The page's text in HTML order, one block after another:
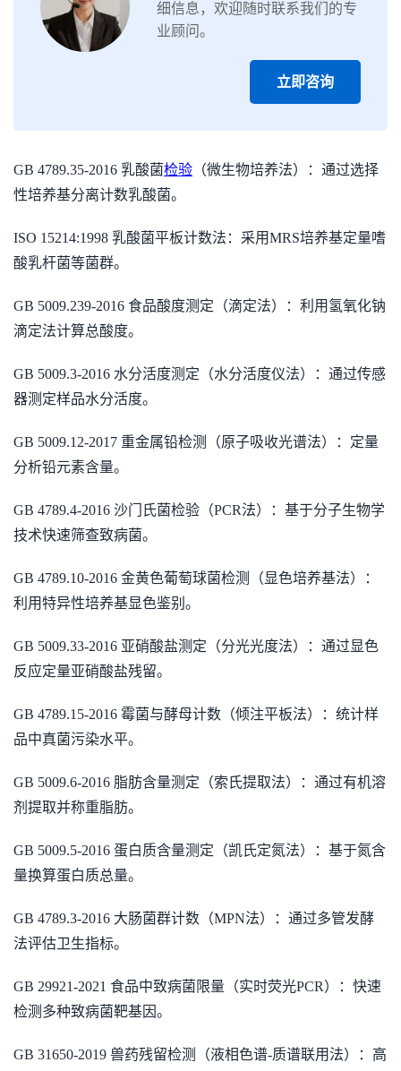
细信息，欢迎随时联系我们的专
业顾问。
立即咨询
GB 4789.35-2016 乳酸菌检验 （微生物培养法）：通过选择
性培养基分离计数乳酸菌。
ISO 15214:1998 乳酸菌平板计数法：采用MRS培养基定量嗜
酸乳杆菌等菌群。
GB 5009.239-2016 食品酸度测定（滴定法）：利用氢氧化钠
滴定法计算总酸度。
GB 5009.3-2016 水分活度测定（水分活度仪法）：通过传感
器测定样品水分活度。
GB 5009.12-2017 重金属铅检测（原子吸收光谱法）：定量
分析铅元素含量。
GB 4789.4-2016 沙门氏菌检验（PCR法）：基于分子生物学
技术快速筛查致病菌。
GB 4789.10-2016 金黄色葡萄球菌检测（显色培养基法）：
利用特异性培养基显色鉴别。
GB 5009.33-2016 亚硝酸盐测定（分光光度法）：通过显色
反应定量亚硝酸盐残留。
GB 4789.15-2016 霉菌与酵母计数（倾注平板法）：统计样
品中真菌污染水平。
GB 5009.6-2016 脂肪含量测定（索氏提取法）：通过有机溶
剂提取并称重脂肪。
GB 5009.5-2016 蛋白质含量测定（凯氏定氮法）：基于氮含
量换算蛋白质总量。
GB 4789.3-2016 大肠菌群计数（MPN法）：通过多管发酵
法评估卫生指标。
GB 29921-2021 食品中致病菌限量（实时荧光PCR）：快速
检测多种致病菌靶基因。
GB 31650-2019 兽药残留检测（液相色谱-质谱联用法）：高